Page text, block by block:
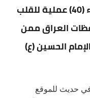
الحسينية المقدسة، عن قرب إجراء (40) عملية للقلب
العراق ممن
الحسين (ع)
في حديث للموقع